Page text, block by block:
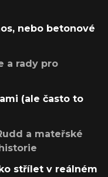
nebo betonové
a rady pro
(ale často to
a mateřské
střílet v reálném